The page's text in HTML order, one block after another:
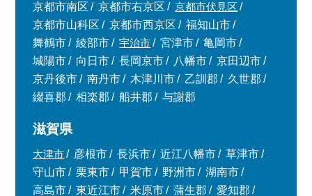
京都市南区
京都市右京区
京都市伏見区
京都市山科区
京都市西京区
福知山市
舞鶴市
綾部市 宇治市 宮津市
亀岡市
城陽市
向日市 長岡京市 八幡市
京田辺市
京丹後市
南丹市 木津川市 乙訓郡
久世郡
綴喜郡
相楽郡 船井郡 与謝郡
滋賀県
大津市 彦根市 長浜市 近江八幡市
草津市
守山市
栗東市 甲賀市 野洲市
湖南市
高島市
東近江市 米原市 蒲生郡
愛知郡